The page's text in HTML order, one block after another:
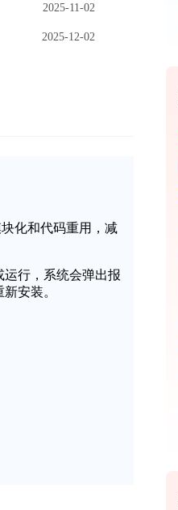
2025-11-02
2025-12-02
块化和代码重用，减
运行，系统会弹出报
安装。